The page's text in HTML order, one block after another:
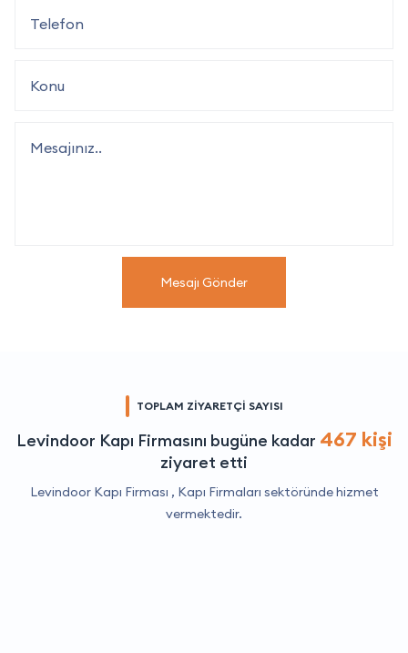
Mesajı Gönder
TOPLAM ZİYARETÇİ SAYISI
Levindoor Kapı Firmasını bugüne kadar 467 kişi
ziyaret etti
Levindoor Kapı Firması , Kapı Firmaları sektöründe hizmet
vermektedir.